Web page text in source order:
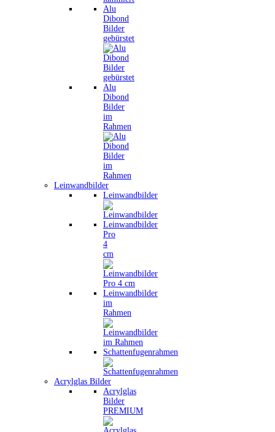
Alu
Dibond
Bilder
gebürstet
Alu
Dibond
Bilder
im
Rahmen
Leinwandbilder
Leinwandbilder
Leinwandbilder
Pro
4
cm
Leinwandbilder
im
Rahmen
Schattenfugenrahmen
Acrylglas Bilder
Acrylglas
Bilder
PREMIUM